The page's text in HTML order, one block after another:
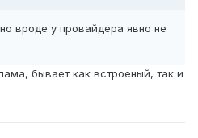
вроде у провайдера явно не
бывает как встроеный, так и